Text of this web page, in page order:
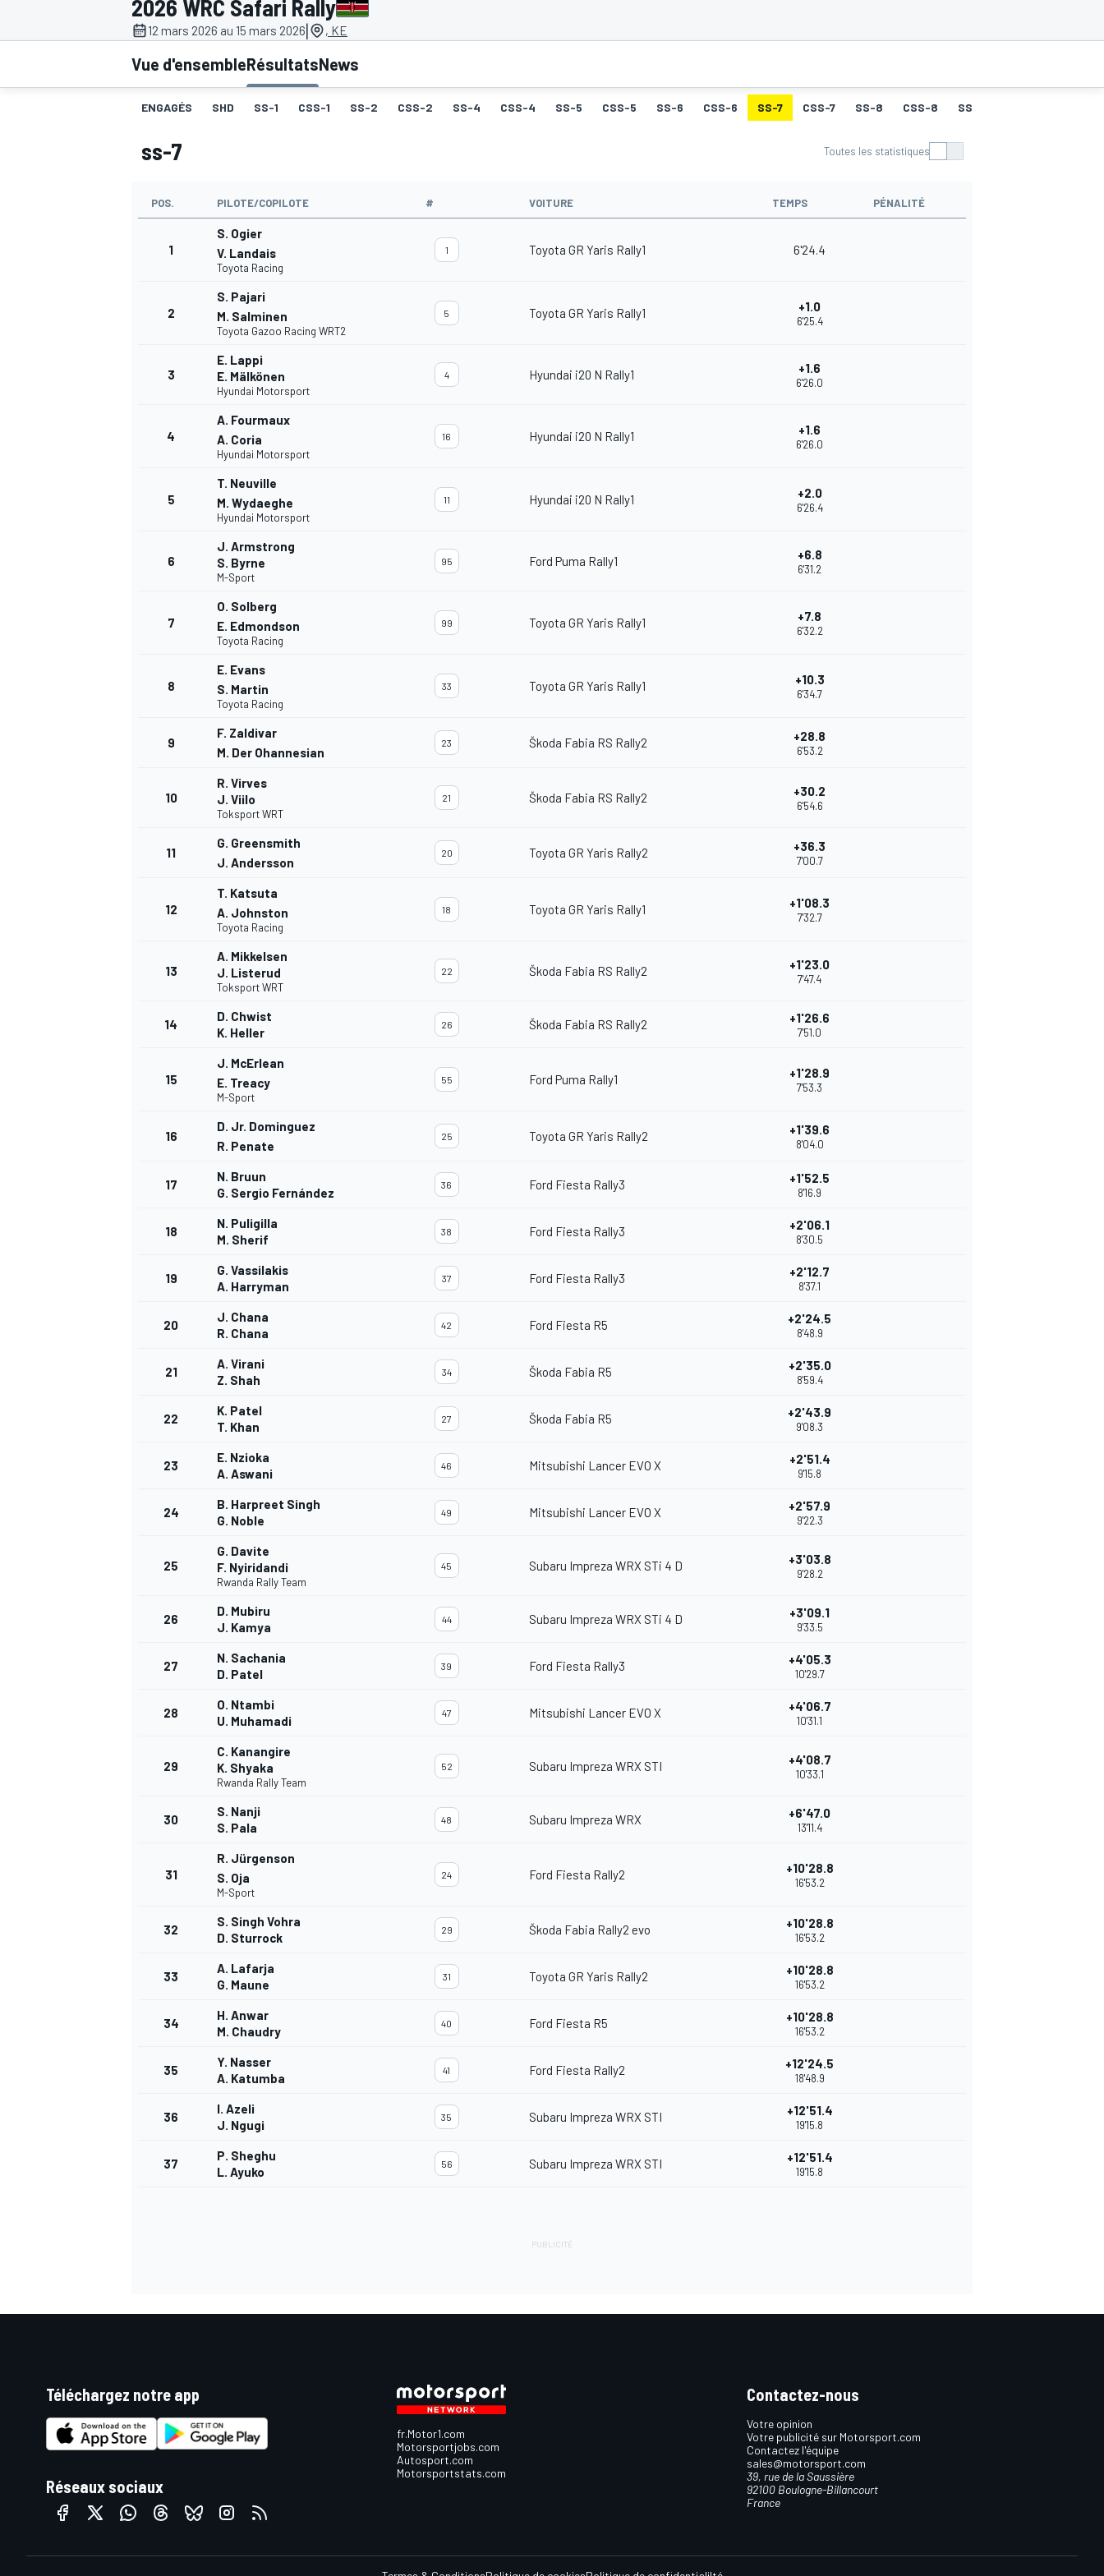
AUTRES CHAMPIONNATS
2026 WRC Safari Rally
12 mars 2026 au 15 mars 2026| , KE
Vue d'ensembleRésultatsNews
ENGAGÉS SHD SS-1 CSS-1 SS-2 CSS-2 SS-4 CSS-4 SS-5 CSS-5 SS-6 CSS-6 SS-7 CSS-7 SS-8 CSS-8 SS-9
ss-7 Toutes les statistiques
POS. PILOTE/COPILOTE # VOITURE TEMPS PÉNALITÉ
1
S. Ogier
V. Landais
Toyota Racing
1 Toyota GR Yaris Rally1 6'24.4
2
S. Pajari
M. Salminen
Toyota Gazoo Racing WRT2
5 Toyota GR Yaris Rally1 +1.0
6'25.4
3
E. Lappi
E. Mälkönen
Hyundai Motorsport
4 Hyundai i20 N Rally1 +1.6
6'26.0
4
A. Fourmaux
A. Coria
Hyundai Motorsport
16 Hyundai i20 N Rally1 +1.6
6'26.0
5
T. Neuville
M. Wydaeghe
Hyundai Motorsport
11 Hyundai i20 N Rally1 +2.0
6'26.4
6
J. Armstrong
S. Byrne
M-Sport
95 Ford Puma Rally1 +6.8
6'31.2
7
O. Solberg
E. Edmondson
Toyota Racing
99 Toyota GR Yaris Rally1 +7.8
6'32.2
8
E. Evans
S. Martin
Toyota Racing
33 Toyota GR Yaris Rally1 +10.3
6'34.7
9
F. Zaldivar
M. Der Ohannesian
23 Škoda Fabia RS Rally2 +28.8
6'53.2
10
R. Virves
J. Viilo
Toksport WRT
21 Škoda Fabia RS Rally2 +30.2
6'54.6
11
G. Greensmith
J. Andersson
20 Toyota GR Yaris Rally2 +36.3
7'00.7
12
T. Katsuta
A. Johnston
Toyota Racing
18 Toyota GR Yaris Rally1 +1'08.3
7'32.7
13
A. Mikkelsen
J. Listerud
Toksport WRT
22 Škoda Fabia RS Rally2 +1'23.0
7'47.4
14
D. Chwist
K. Heller
26 Škoda Fabia RS Rally2 +1'26.6
7'51.0
15
J. McErlean
E. Treacy
M-Sport
55 Ford Puma Rally1 +1'28.9
7'53.3
16
D. Jr. Dominguez
R. Penate
25 Toyota GR Yaris Rally2 +1'39.6
8'04.0
17
N. Bruun
G. Sergio Fernández
36 Ford Fiesta Rally3 +1'52.5
8'16.9
18
N. Puligilla
M. Sherif
38 Ford Fiesta Rally3 +2'06.1
8'30.5
19
G. Vassilakis
A. Harryman
37 Ford Fiesta Rally3 +2'12.7
8'37.1
20
J. Chana
R. Chana
42 Ford Fiesta R5 +2'24.5
8'48.9
21
A. Virani
Z. Shah
34 Škoda Fabia R5 +2'35.0
8'59.4
22
K. Patel
T. Khan
27 Škoda Fabia R5 +2'43.9
9'08.3
23
E. Nzioka
A. Aswani
46 Mitsubishi Lancer EVO X +2'51.4
9'15.8
24
B. Harpreet Singh
G. Noble
49 Mitsubishi Lancer EVO X +2'57.9
9'22.3
25
G. Davite
F. Nyiridandi
Rwanda Rally Team
45 Subaru Impreza WRX STi 4 D +3'03.8
9'28.2
26
D. Mubiru
J. Kamya
44 Subaru Impreza WRX STi 4 D +3'09.1
9'33.5
27
N. Sachania
D. Patel
39 Ford Fiesta Rally3 +4'05.3
10'29.7
28
O. Ntambi
U. Muhamadi
47 Mitsubishi Lancer EVO X +4'06.7
10'31.1
29
C. Kanangire
K. Shyaka
Rwanda Rally Team
52 Subaru Impreza WRX STI +4'08.7
10'33.1
30
S. Nanji
S. Pala
48 Subaru Impreza WRX +6'47.0
13'11.4
31
R. Jürgenson
S. Oja
M-Sport
24 Ford Fiesta Rally2 +10'28.8
16'53.2
32
S. Singh Vohra
D. Sturrock
29 Škoda Fabia Rally2 evo +10'28.8
16'53.2
33
A. Lafarja
G. Maune
31 Toyota GR Yaris Rally2 +10'28.8
16'53.2
34
H. Anwar
M. Chaudry
40 Ford Fiesta R5 +10'28.8
16'53.2
35
Y. Nasser
A. Katumba
41 Ford Fiesta Rally2 +12'24.5
18'48.9
36
I. Azeli
J. Ngugi
35 Subaru Impreza WRX STI +12'51.4
19'15.8
37
P. Sheghu
L. Ayuko
56 Subaru Impreza WRX STI +12'51.4
19'15.8
Téléchargez notre app
Réseaux sociaux
fr.Motor1.com
Motorsportjobs.com
Autosport.com
Motorsportstats.com
Contactez-nous
Votre opinion
Votre publicité sur Motorsport.com
Contactez l'équipe
sales@motorsport.com
39, rue de la Saussière
92100 Boulogne-Billancourt
France